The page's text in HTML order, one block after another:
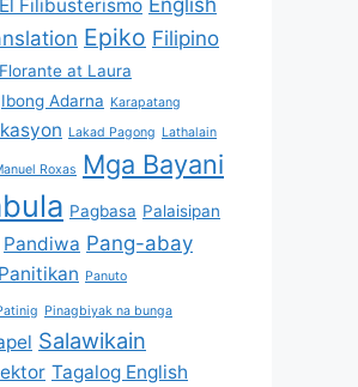
El Filibusterismo English
Epiko Filipino
Florante at Laura
Ibong Adarna Karapatang
Lakad Pagong Lathalain
Roxas Mga Bayani
Pagbasa Palaisipan
Pandiwa Pang-abay
Panitikan Panuto
Pinagbiyak na bunga
Salawikain
Tagalog English